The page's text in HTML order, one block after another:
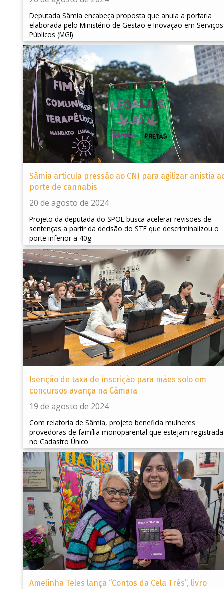
Deputada Sâmia encabeça proposta que anula a portaria
elaborada pelo Ministério de Gestão e Inovação em Serviços
Públicos (MGI)
Sâmia articula pressão ao CNJ para agilizar anistia
porte de cannabis
20 de agosto de 2024
Projeto da deputada do SPOL busca acelerar revisões de
sentenças a partir da decisão do STF que descriminalizou o
porte inferior a 40g
Isenção de taxa de inscrição para mães solo em
concursos avança na Câmara
19 de agosto de 2024
Com relatoria de Sâmia, projeto beneficia mulheres
provedoras de família monoparental que estejam registrada
no Cadastro Único
Amelinha Teles lança “Contos da Cela Três”, livro